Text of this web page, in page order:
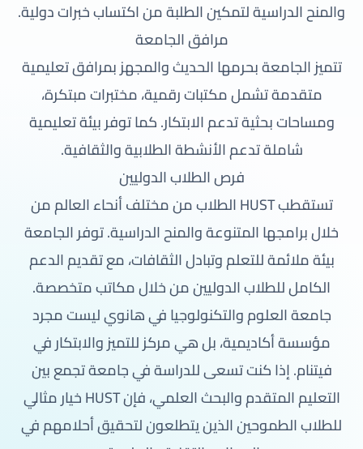
والمنح الدراسية لتمكين الطلبة من اكتساب خبرات دولية.
مرافق الجامعة
تتميز الجامعة بحرمها الحديث والمجهز بمرافق تعليمية
متقدمة تشمل مكتبات رقمية، مختبرات مبتكرة،
ومساحات بحثية تدعم الابتكار. كما توفر بيئة تعليمية
شاملة تدعم الأنشطة الطلابية والثقافية.
فرص الطلاب الدوليين
تستقطب HUST الطلاب من مختلف أنحاء العالم من
خلال برامجها المتنوعة والمنح الدراسية. توفر الجامعة
بيئة ملائمة للتعلم وتبادل الثقافات، مع تقديم الدعم
الكامل للطلاب الدوليين من خلال مكاتب متخصصة.
جامعة العلوم والتكنولوجيا في هانوي ليست مجرد
مؤسسة أكاديمية، بل هي مركز للتميز والابتكار في
فيتنام. إذا كنت تسعى للدراسة في جامعة تجمع بين
التعليم المتقدم والبحث العلمي، فإن HUST خيار مثالي
للطلاب الطموحين الذين يتطلعون لتحقيق أحلامهم في